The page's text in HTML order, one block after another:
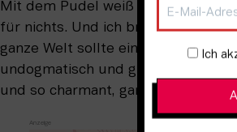
Mit dem Pudel weiß ich, wohin ich
für nichts. Und ich brauche nicht
ganze Welt sollte eine Pudel sein,
undogmatisch und gleichzeitig
und so charmant, ganz abgetakelt
Ich